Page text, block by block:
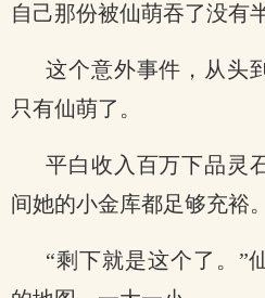
自己那份被仙萌吞了没有
这个意外事件，从头
只有仙萌了。
平白收入百万下品灵
间她的小金库都足够充裕。
“剩下就是这个了。”